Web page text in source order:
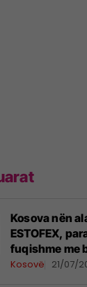
Kosova nën
ESTOFEX,
fuqishme me
forta
Kosovë 21/07/